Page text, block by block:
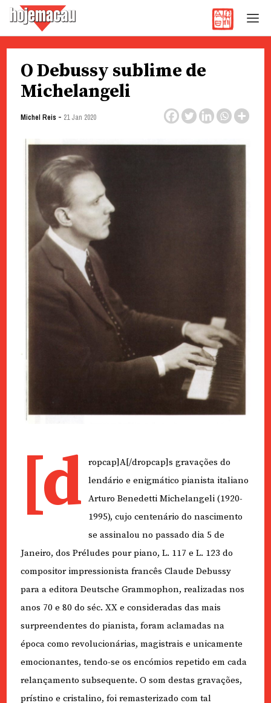
content
O Debussy sublime de
Michelangeli
Michel Reis - 21 Jan 2020
[d
ropcap]A[/dropcap]s gravações do
lendário e enigmático pianista italiano
Arturo Benedetti Michelangeli (1920-
1995), cujo centenário do nascimento
se assinalou no passado dia 5 de
Janeiro, dos Préludes pour piano, L. 117 e L. 123 do
compositor impressionista francês Claude Debussy
para a editora Deutsche Grammophon, realizadas nos
anos 70 e 80 do séc. XX e consideradas das mais
surpreendentes do pianista, foram aclamadas na
época como revolucionárias, magistrais e unicamente
emocionantes, tendo-se os encómios repetido em cada
relançamento subsequente. O som destas gravações,
prístino e cristalino, foi remasterizado com tal